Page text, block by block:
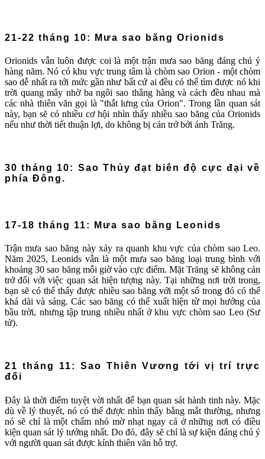
21-22 tháng 10: Mưa sao băng Orionids
Orionids vẫn luôn được coi là một trận mưa sao băng đáng chú ý
hàng năm. Nó có khu vực trung tâm là chòm sao Orion - một chòm
sao dễ nhất ra tới mức gần như bất cứ ai đều có thể tìm được nó khi
trời quang mây nhờ ba ngôi sao thẳng hàng và cách đều nhau mà
các nhà thiên văn gọi là "thắt lưng của Orion". Trong lần quan sát
này, bạn sẽ có nhiều cơ hội nhìn thấy nhiều sao băng của Orionids
nếu như thời tiết thuận lợi, do không bị cản trở bởi ánh Trăng.
30 tháng 10: Sao Thủy đạt biên độ cực đại về
phía Đông.
17-18 tháng 11: Mưa sao băng Leonids
Trận mưa sao băng này xảy ra quanh khu vực của chòm sao Leo.
Năm 2025, Leonids vẫn là một mưa sao băng loại trung bình với
khoảng 30 sao băng mỗi giờ vào cực điểm. Mặt Trăng sẽ không cản
trở đối với việc quan sát hiện tượng này. Tại những nơi trời trong,
bạn sẽ có thể thấy được nhiều sao băng với một số trong đó có thể
khá dài và sáng. Các sao băng có thể xuất hiện từ mọi hướng của
bầu trời, nhưng tập trung nhiều nhất ở khu vực chòm sao Leo (Sư
tử).
21 tháng 11: Sao Thiên Vương tới vị trí trực
đối
Đây là thời điểm tuyệt vời nhất để bạn quan sát hành tinh này. Mặc
dù về lý thuyết, nó có thể được nhìn thấy bằng mắt thường, nhưng
nó sẽ chỉ là một chấm nhỏ mờ nhạt ngay cả ở những nơi có điều
kiện quan sát lý tưởng nhất. Do đó, đây sẽ chỉ là sự kiện đáng chú ý
với người quan sát được kính thiên văn hỗ trợ.